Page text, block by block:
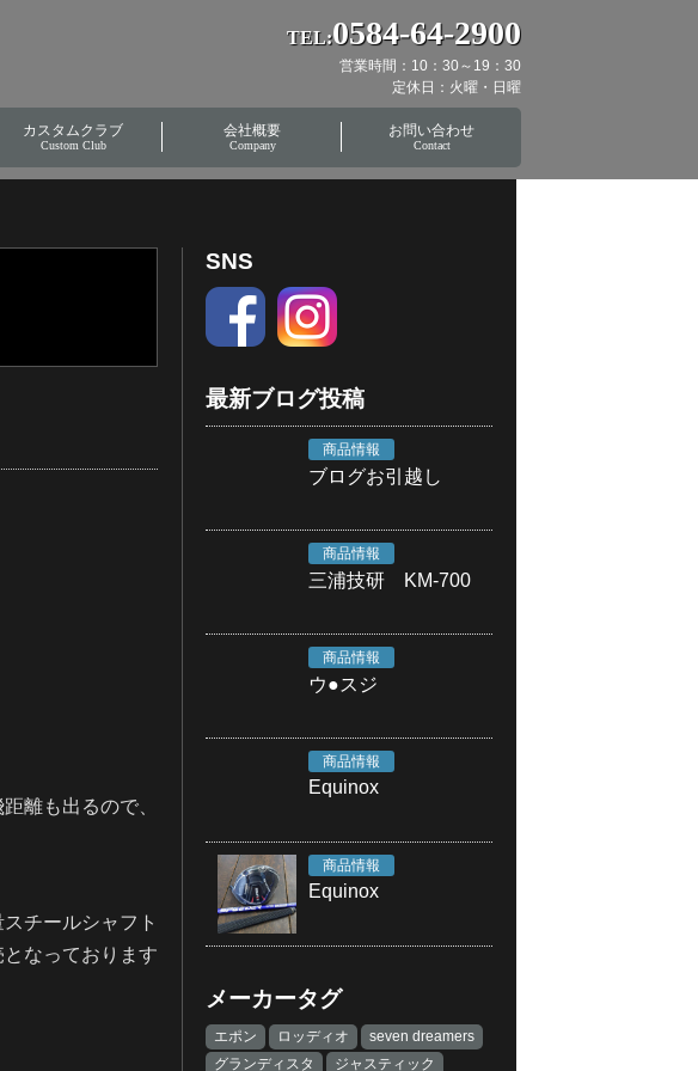
TEL:0584-64-2900
営業時間：10：30～19：30
定休日：火曜・日曜
カスタムクラブ
Custom Club
会社概要
Company
お問い合わせ
Contact
離も出るので、
チールシャフト
なっております
SNS
最新ブログ投稿
商品情報
ブログお引越し
商品情報
三浦技研 KM-700
商品情報
ウ●スジ
商品情報
Equinox
商品情報
Equinox
メーカータグ
エポン ロッディオ
seven dreamers
グランディスタ
ジャスティック